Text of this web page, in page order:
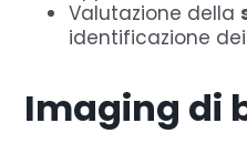
Valutazione della
identificazione
Imaging di